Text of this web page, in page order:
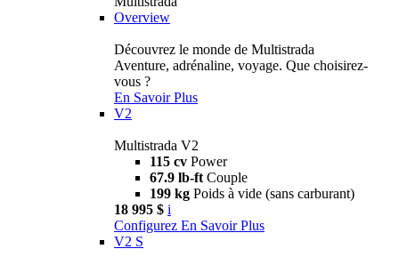
Overview
Découvrez le monde de Multistrada
Aventure, adrénaline, voyage. Que choisirez-
vous ?
En Savoir Plus
V2
Multistrada V2
115 cv Power
67.9 lb-ft Couple
199 kg Poids à vide (sans carburant)
18 995 $ i
Configurez En Savoir Plus
V2 S